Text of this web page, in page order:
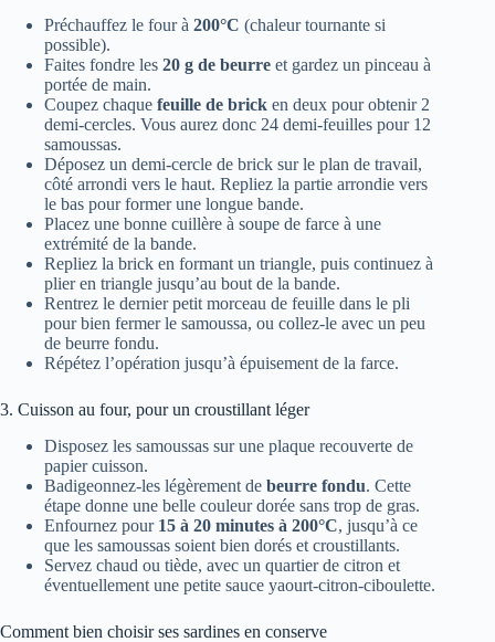
Préchauffez le four à 200°C (chaleur tournante si
possible).
Faites fondre les 20 g de beurre et gardez un pinceau à
portée de main.
Coupez chaque feuille de brick en deux pour obtenir 2
demi-cercles. Vous aurez donc 24 demi-feuilles pour 12
samoussas.
Déposez un demi-cercle de brick sur le plan de travail,
côté arrondi vers le haut. Repliez la partie arrondie vers
le bas pour former une longue bande.
Placez une bonne cuillère à soupe de farce à une
extrémité de la bande.
Repliez la brick en formant un triangle, puis continuez à
plier en triangle jusqu’au bout de la bande.
Rentrez le dernier petit morceau de feuille dans le pli
pour bien fermer le samoussa, ou collez-le avec un peu
de beurre fondu.
Répétez l’opération jusqu’à épuisement de la farce.
3. Cuisson au four, pour un croustillant léger
Disposez les samoussas sur une plaque recouverte de
papier cuisson.
Badigeonnez-les légèrement de beurre fondu. Cette
étape donne une belle couleur dorée sans trop de gras.
Enfournez pour 15 à 20 minutes à 200°C, jusqu’à ce
que les samoussas soient bien dorés et croustillants.
Servez chaud ou tiède, avec un quartier de citron et
éventuellement une petite sauce yaourt-citron-ciboulette.
Comment bien choisir ses sardines en conserve